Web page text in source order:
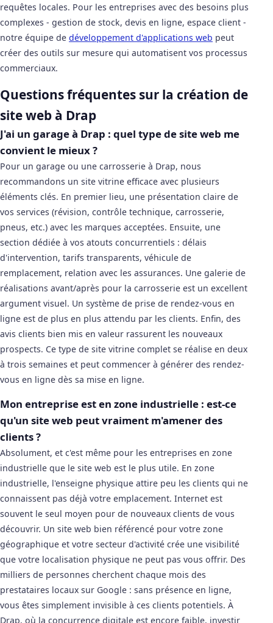
requêtes locales. Pour les entreprises avec des besoins plus
complexes - gestion de stock, devis en ligne, espace client -
notre équipe de développement d'applications web peut
créer des outils sur mesure qui automatisent vos processus
commerciaux.
Questions fréquentes sur la création de
site web à Drap
J'ai un garage à Drap : quel type de site web me
convient le mieux ?
Pour un garage ou une carrosserie à Drap, nous
recommandons un site vitrine efficace avec plusieurs
éléments clés. En premier lieu, une présentation claire de
vos services (révision, contrôle technique, carrosserie,
pneus, etc.) avec les marques acceptées. Ensuite, une
section dédiée à vos atouts concurrentiels : délais
d'intervention, tarifs transparents, véhicule de
remplacement, relation avec les assurances. Une galerie de
réalisations avant/après pour la carrosserie est un excellent
argument visuel. Un système de prise de rendez-vous en
ligne est de plus en plus attendu par les clients. Enfin, des
avis clients bien mis en valeur rassurent les nouveaux
prospects. Ce type de site vitrine complet se réalise en deux
à trois semaines et peut commencer à générer des rendez-
vous en ligne dès sa mise en ligne.
Mon entreprise est en zone industrielle : est-ce
qu'un site web peut vraiment m'amener des
clients ?
Absolument, et c'est même pour les entreprises en zone
industrielle que le site web est le plus utile. En zone
industrielle, l'enseigne physique attire peu les clients qui ne
connaissent pas déjà votre emplacement. Internet est
souvent le seul moyen pour de nouveaux clients de vous
découvrir. Un site web bien référencé pour votre zone
géographique et votre secteur d'activité crée une visibilité
que votre localisation physique ne peut pas vous offrir. Des
milliers de personnes cherchent chaque mois des
prestataires locaux sur Google : sans présence en ligne,
vous êtes simplement invisible à ces clients potentiels. À
Drap, où la concurrence digitale est encore faible, investir